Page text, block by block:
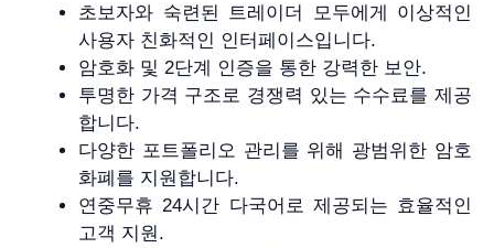
초보자와 숙련된 트레이더 모두에게 이상적인
사용자 친화적인 인터페이스입니다.
암호화 및 2단계 인증을 통한 강력한 보안.
투명한 가격 구조로 경쟁력 있는 수수료를 제공
합니다.
다양한 포트폴리오 관리를 위해 광범위한 암호
화폐를 지원합니다.
연중무휴 24시간 다국어로 제공되는 효율적인
고객 지원.